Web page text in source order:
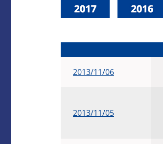
2013/11/06
2013/11/05